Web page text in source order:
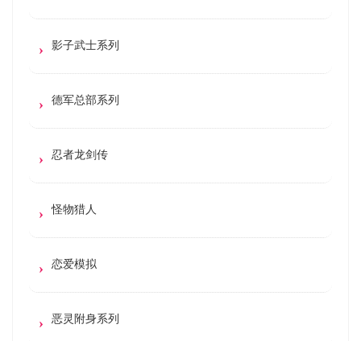
影子武士系列
德军总部系列
忍者龙剑传
怪物猎人
恋爱模拟
恶灵附身系列